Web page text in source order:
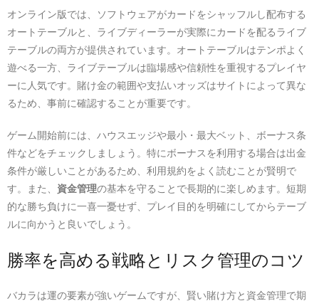
オンライン版では、ソフトウェアがカードをシャッフルし配布する
オートテーブルと、ライブディーラーが実際にカードを配るライブ
テーブルの両方が提供されています。オートテーブルはテンポよく
遊べる一方、ライブテーブルは臨場感や信頼性を重視するプレイヤ
ーに人気です。賭け金の範囲や支払いオッズはサイトによって異な
るため、事前に確認することが重要です。
ゲーム開始前には、ハウスエッジや最小・最大ベット、ボーナス条
件などをチェックしましょう。特にボーナスを利用する場合は出金
条件が厳しいことがあるため、利用規約をよく読むことが賢明で
す。また、 資金管理の基本を守ることで長期的に楽しめます。短期
的な勝ち負けに一喜一憂せず、プレイ目的を明確にしてからテーブ
ルに向かうと良いでしょう。
勝率を高める戦略とリスク管理のコツ
バカラは運の要素が強いゲームですが、賢い賭け方と資金管理で期